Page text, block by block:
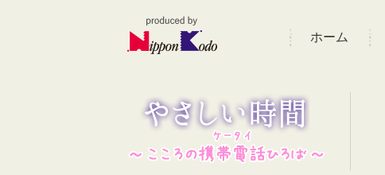
ホーム